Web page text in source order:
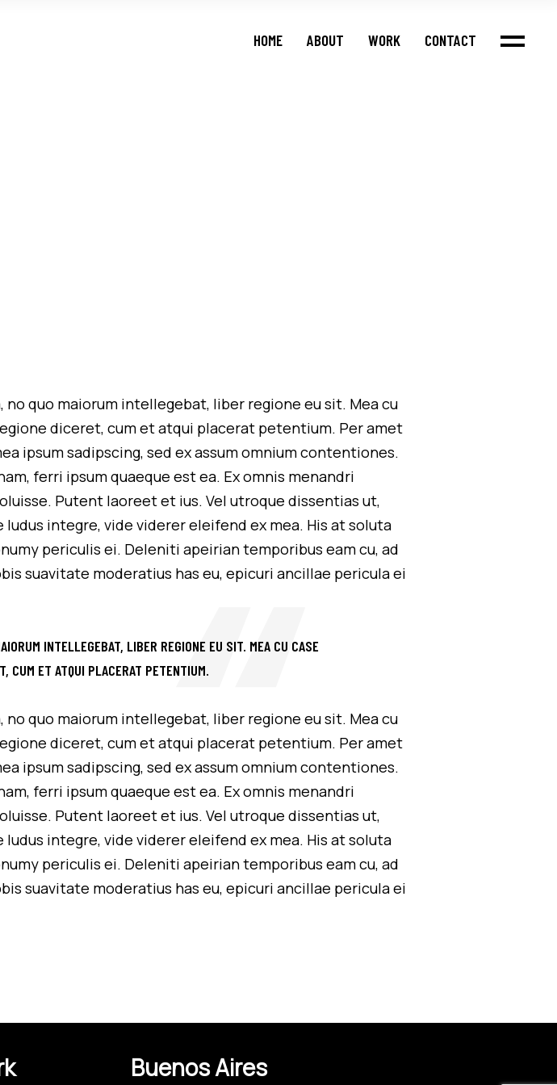
HOME ABOUT WORK CONTACT
quo maiorum intellegebat, liber regione eu sit. Mea cu
diceret, cum et atqui placerat petentium. Per amet
ipsum sadipscing, sed ex assum omnium contentiones.
ferri ipsum quaeque est ea. Ex omnis menandri
Putent laoreet et ius. Vel utroque dissentias ut,
integre, vide viderer eleifend ex mea. His at soluta
periculis ei. Deleniti apeirian temporibus eam cu, ad
suavitate moderatius has eu, epicuri ancillae pericula ei
INTELLEGEBAT, LIBER REGIONE EU SIT. MEA CU CASE
CUM ET ATQUI PLACERAT PETENTIUM.
quo maiorum intellegebat, liber regione eu sit. Mea cu
diceret, cum et atqui placerat petentium. Per amet
ipsum sadipscing, sed ex assum omnium contentiones.
ferri ipsum quaeque est ea. Ex omnis menandri
Putent laoreet et ius. Vel utroque dissentias ut,
integre, vide viderer eleifend ex mea. His at soluta
periculis ei. Deleniti apeirian temporibus eam cu, ad
suavitate moderatius has eu, epicuri ancillae pericula ei
Buenos Aires